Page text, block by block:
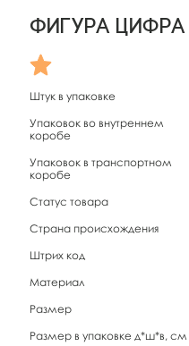
Фигура Цифра
Штук в упаковке
Упаковок во внутреннем
коробе
Упаковок в транспортном
коробе
Статус товара
Страна происхождения
Штрих код
Материал
Размер
Размер в упаковке д*ш*в, см